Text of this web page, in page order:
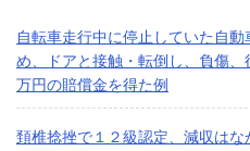
自転車走行中に停止していた自
め、ドアと接触・転倒し、負傷
万円の賠償金を得た例
頚椎捻挫で１２級認定、減収は